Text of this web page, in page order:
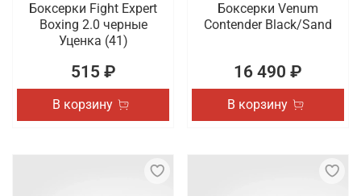
Боксерки Fight Expert
Boxing 2.0 черные
Уценка (41)
515 ₽
В корзину
Боксерки Venum
Contender Black/Sand
16 490 ₽
В корзину